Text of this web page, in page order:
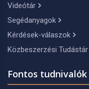
Videótár
Segédanyagok
Kérdések-válaszok
Közbeszerzési Tudástár
Fontos tudnivalók